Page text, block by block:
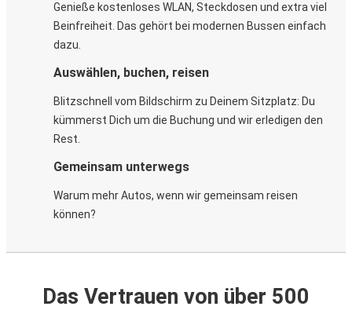
Genieße kostenloses WLAN, Steckdosen und extra viel
Beinfreiheit. Das gehört bei modernen Bussen einfach
dazu.
Auswählen, buchen, reisen
Blitzschnell vom Bildschirm zu Deinem Sitzplatz: Du
kümmerst Dich um die Buchung und wir erledigen den
Rest.
Gemeinsam unterwegs
Warum mehr Autos, wenn wir gemeinsam reisen
können?
Das Vertrauen von über 500